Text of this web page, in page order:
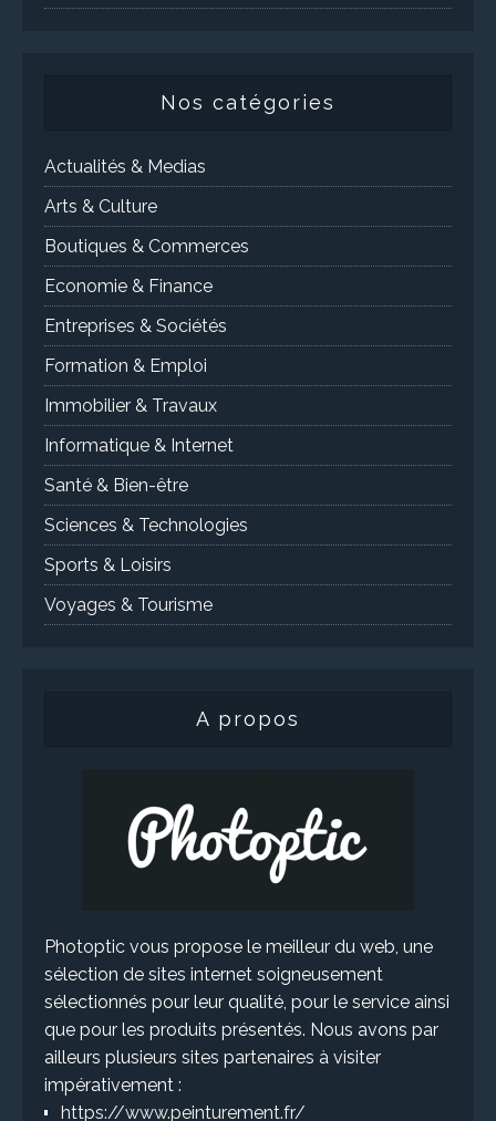
Nos catégories
Actualités & Medias
Arts & Culture
Boutiques & Commerces
Economie & Finance
Entreprises & Sociétés
Formation & Emploi
Immobilier & Travaux
Informatique & Internet
Santé & Bien-être
Sciences & Technologies
Sports & Loisirs
Voyages & Tourisme
A propos
Photoptic vous propose le meilleur du web, une
sélection de sites internet soigneusement
sélectionnés pour leur qualité, pour le service ainsi
que pour les produits présentés. Nous avons par
ailleurs plusieurs sites partenaires à visiter
impérativement :
https://www.peinturement.fr/